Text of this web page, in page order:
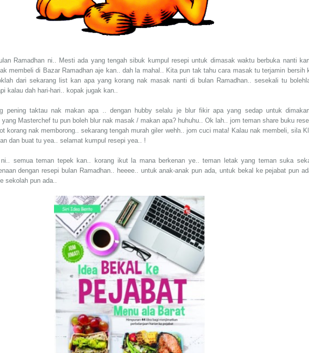
Ramadhan ni.. Mesti ada yang tengah sibuk kumpul resepi untuk dimasak waktu berbuka nanti
membeli di Bazar Ramadhan aje kan.. dah la mahal.. Kita pun tak tahu cara masak tu terjamin bersih
dari sekarang list kan apa yang korang nak masak nanti di bulan Ramadhan.. sesekali tu
kalau dah hari-hari.. kopak jugak kan..
pening taktau nak makan apa .. dengan hubby selalu je blur fikir apa yang sedap untuk
yang Masterchef tu pun boleh blur nak masak / makan apa? huhuhu.. Ok lah.. jom teman share buku
korang nak memborong.. sekarang tengah murah giler wehh.. jom cuci mata! Kalau nak membeli, sila
dan buat tu yea.. selamat kumpul resepi yea.. !
semua teman tepek kan.. korang ikut la mana berkenan ye.. teman letak yang teman suka
dengan resepi bulan Ramadhan.. heeee.. untuk anak-anak pun ada, untuk bekal ke pejabat pun
sekolah pun ada..